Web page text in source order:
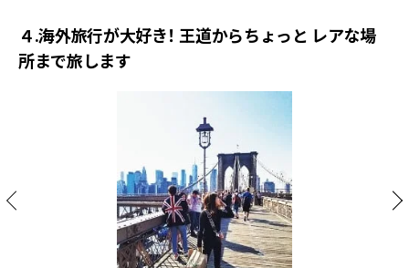
４.海外旅行が大好き！ 王道からちょっと レアな場
所まで旅します